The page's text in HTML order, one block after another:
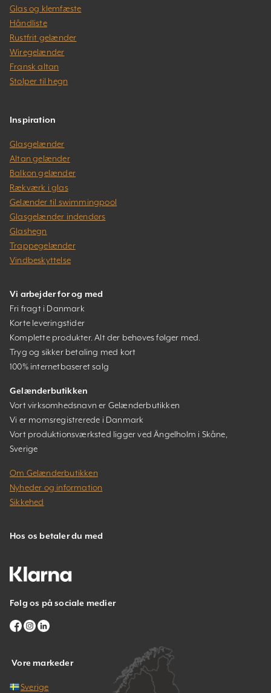
Glas og klemfæste
Håndliste
Rustfrit gelænder
Wiregelænder
Fransk altan
Stolper til hegn
Inspiration
Glasgelænder
Altan gelænder
Balkon gelænder
Rækværk i glas
Gelænder til swimmingpool
Glasgelænder indendørs
Glashegn
Trappegelænder
Vindbeskyttelse
Vi arbejder for og med
Fri fragt i Danmark
Korte leveringstider
Komplette produkter. Alt der behøves følger med.
Tryg og sikker betaling med kort
100% internetbaseret salg
Gelænderbutikken
Vort virksomhedsnavn er Gelænderbutikken
Vi er momsregistrerede i Danmark
Vort produktionsværksted ligger ved Ängelholm i Skåne,
Sverige
Om Gelænderbutikken
Nyheder og information
Sikkehed
Hos os betaler du med
Følg os på sociale medier
Vore markeder
Sverige